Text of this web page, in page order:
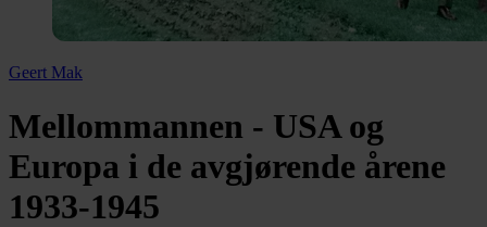
Geert Mak
Mellommannen - USA og
Europa i de avgjørende årene
1933-1945